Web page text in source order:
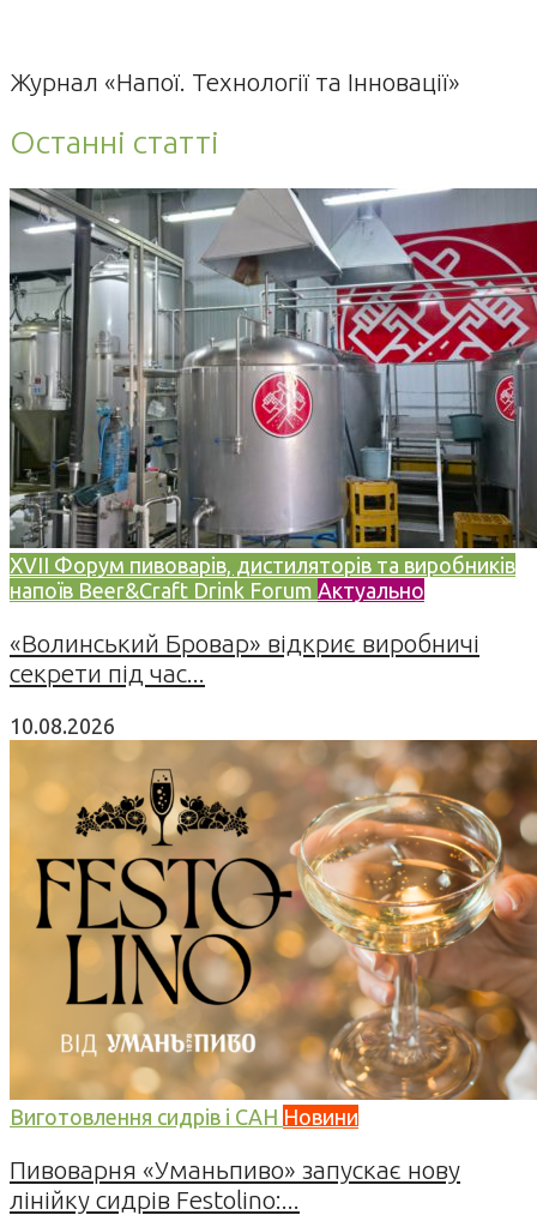
Журнал «Напої. Технології та Інновації»
Останні статті
XVII Форум пивоварів, дистиляторів та виробників
напоїв Beer&Craft Drink Forum Актуально
«Волинський Бровар» відкриє виробничі
секрети під час...
10.08.2026
Виготовлення сидрів і САН Новини
Пивоварня «Уманьпиво» запускає нову
лінійку сидрів Festolino:...